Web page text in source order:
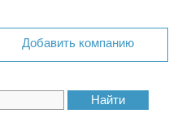
Добавить компанию